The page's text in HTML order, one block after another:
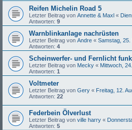
Reifen Michelin Road 5
Letzter Beitrag von Annette & Maxl «
Antworten: 9
Warnblinkanlage nachrüsten
Letzter Beitrag von Andre « Samstag,
Antworten: 4
Scheinwerfer- und Fernlicht
Letzter Beitrag von Mecky « Mittwoch,
Antworten: 1
Voltmeter
Letzter Beitrag von Gery « Freitag, 12.
Antworten: 22
Federbein Ölverlust
Letzter Beitrag von ville harry «
Antworten: 5